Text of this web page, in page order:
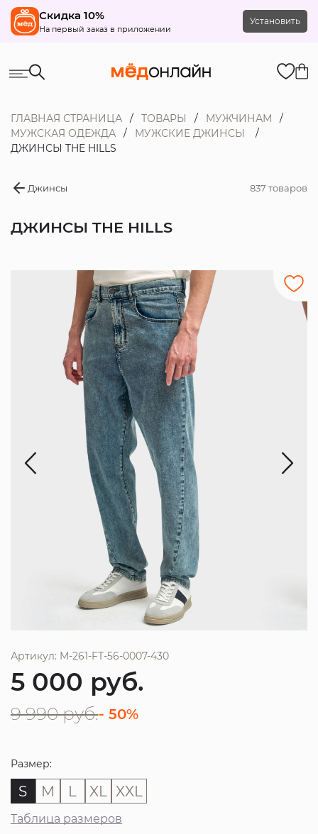
Скидка 10%
На первый заказ в приложении
Установить
ГЛАВНАЯ СТРАНИЦА ТОВАРЫ
МУЖЧИНАМ
МУЖСКАЯ ОДЕЖДА
МУЖСКИЕ ДЖИНСЫ
ДЖИНСЫ THE HILLS
Джинсы 837 товаров
ДЖИНСЫ THE HILLS
Артикул: M-261-FT-56-0007-430
5 000 руб.
9 990 руб.- 50%
Размер:
S M L XL XXL
Таблица размеров